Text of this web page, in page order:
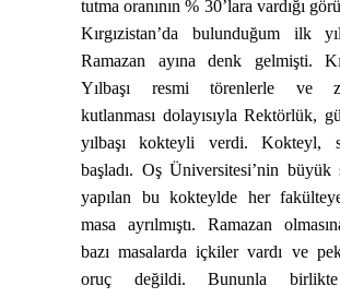
tutma oranının % 30’lara vardığı
Kırgızistan’da bulunduğum ilk
Ramazan ayına denk gelmişti.
Yılbaşı resmi törenlerle ve
kutlanması dolayısıyla Rektörlük,
yılbaşı kokteyli verdi. Kokteyl,
başladı. Oş Üniversitesi’nin büyük
yapılan bu kokteylde her
masa ayrılmıştı. Ramazan
bazı masalarda içkiler vardı ve
oruç değildi. Bununla